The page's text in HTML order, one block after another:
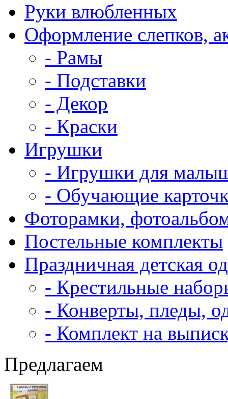
Руки влюбленных
Оформление слепков,
- Рамы
- Подставки
- Декор
- Краски
Игрушки
- Игрушки для
- Обучающие
Фоторамки,
Постельные комплекты
Праздничная детская
- Крестильные
- Конверты, пледы,
- Комплект на
Предлагаем